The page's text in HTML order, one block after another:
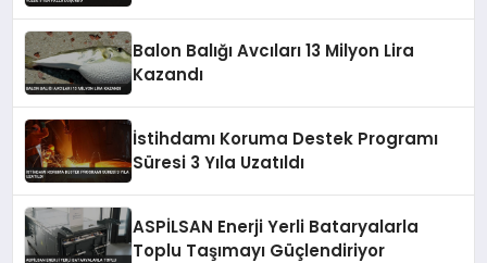
Balon Balığı Avcıları 13 Milyon Lira
Kazandı
İstihdamı Koruma Destek Programı
Süresi 3 Yıla Uzatıldı
ASPİLSAN Enerji Yerli Bataryalarla
Toplu Taşımayı Güçlendiriyor